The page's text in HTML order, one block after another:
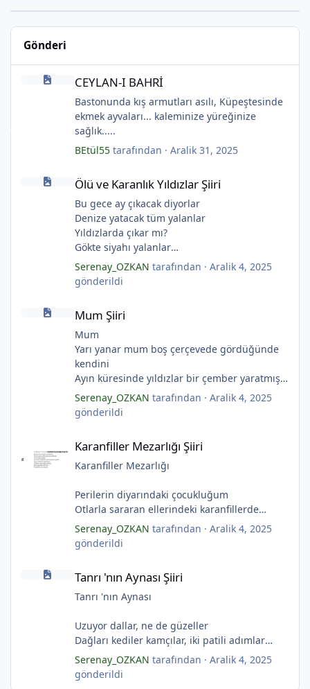
Gönderi
CEYLAN-I BAHRİ
Bastonunda kış armutları asılı, Küpeştesinde
ekmek ayvaları... kaleminize yüreğinize
sağlık.....
BEtül55tarafından · Aralik 31, 2025
Ölü ve Karanlık Yıldızlar Şiiri
Bu gece ay çıkacak diyorlar
Denize yatacak tüm yalanlar
Yıldızlarda çıkar mı?
Gökte siyahı yalanlar
Ölü ve karanlık yıldızlar
Ayı sarhoş etmişler
Ay kesilmiş kızıl, kızıl
(Serenay Özkan, Viata)
Serenay_OZKAN tarafından · Aralik 4, 2025
gönderildi
Mum Şiiri
Mum
Yarı yanar mum boş çerçevede gördüğünde
kendini
Ayın küresinde yıldızlar bir çember yaratmış
Çocukların rüyalarını.
Gıcırdayan tahta evimizdeki mumlar
Bizi bizlere gösteren fenermiş.
Fenerler bir başka yanarmış.
Hayalin gerçeğinde susmayan sesini
Aşıklar evlerinde ailelerini sayarmış.
Sular ateşi söndürür derler
Aşıklar evinde ateş yükselirmiş
Çerçeveler bir olur, sokaklar birleştiğinde
Evler bir olur aşıklar evinde.
(Serenay Özkan)
Serenay_OZKAN tarafından · Aralik 4, 2025
gönderildi
Karanfiller Mezarlığı Şiiri
Karanfiller Mezarlığı
Perilerin diyarındaki çocukluğum
Otlarla sararan ellerindeki karanfillerde
Yarım kalan anneler
Pas tutan yüreklerle yeşil mezarlıkta hayaller
Tuzlu nehirdeki soğukluğum
Kuru topraklar küf tutar
Karanfiller mezarlığında.
"Karanfiller Mezarlığı" adlı şiiri Yaşama Uğraşı
Fanzin'in 27. sayısında 2025'te yayımlanmıştır.
Serenay_OZKAN tarafından · Aralik 4, 2025
gönderildi
Tanrı 'nın Aynası Şiiri
Tanrı 'nın Aynası
Uzuyor dallar, ne de güzeller
Dağları kediler kamçılar, iki patili adımlar
Sonsuza kadar bahar
Kestane dallar efsunkār
Ormanla maviye kilitli
Serenay_OZKAN tarafından · Aralik 4, 2025
gönderildi
*
*
*
*